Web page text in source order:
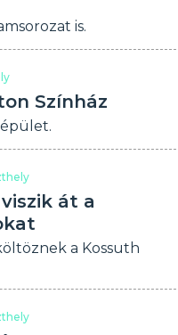
is.
Színház
át a
a Kossuth